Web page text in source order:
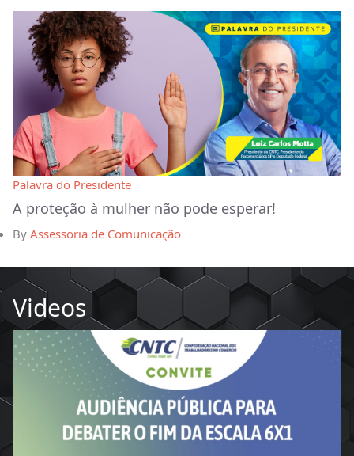
Palavra do Presidente
A proteção à mulher não pode esperar!
By Assessoria de Comunicação
Videos